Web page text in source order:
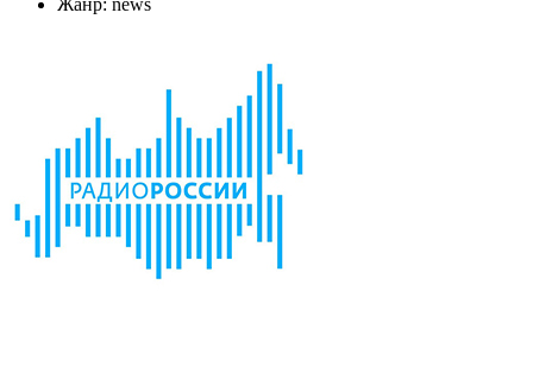
Жанр: news